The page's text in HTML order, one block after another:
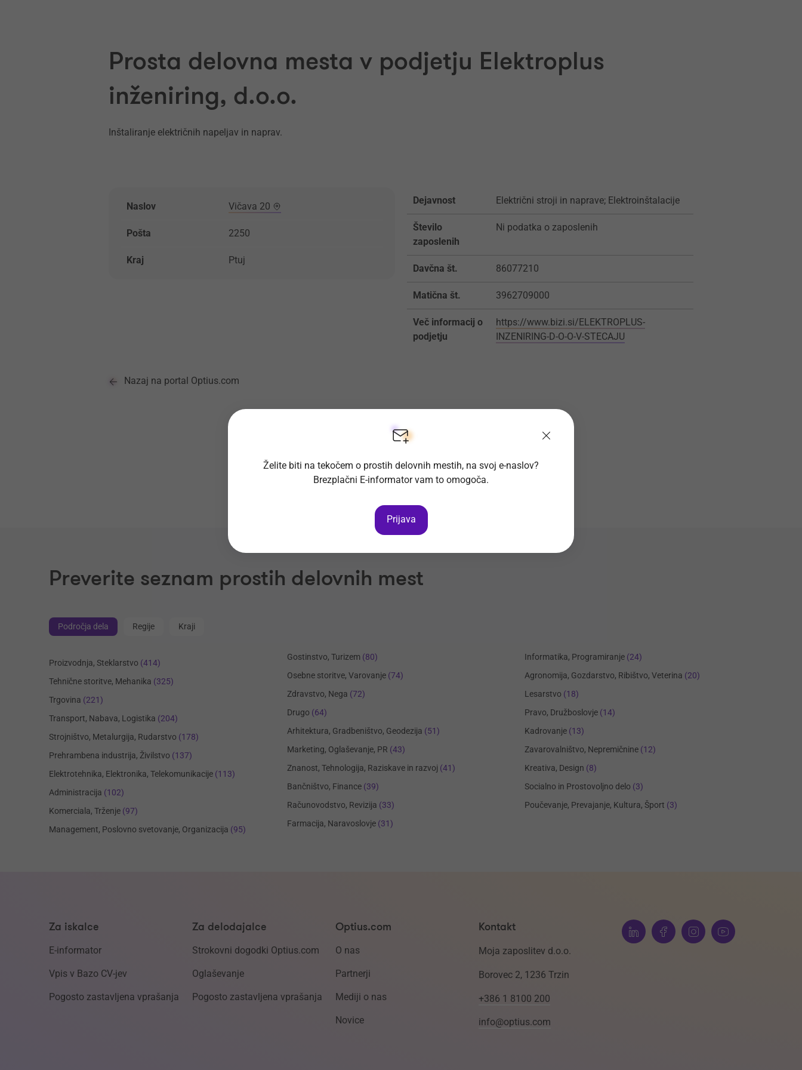
Prosta delovna mesta v podjetju Elektroplus
inženiring, d.o.o.
Inštaliranje električnih napeljav in naprav.
Naslov Vičava 20
Pošta 2250
Kraj Ptuj
Dejavnost Električni stroji in naprave; Elektroinštalacije
Število
zaposlenih
Ni podatka o zaposlenih
Davčna št. 86077210
Matična št. 3962709000
Več informacij o
podjetju
https://www.bizi.si/ELEKTROPLUS-
INZENIRING-D-O-O-V-STECAJU
Nazaj na portal Optius.com
Preverite seznam prostih delovnih mest
Področja dela Regije Kraji
Proizvodnja, Steklarstvo (414)
Tehnične storitve, Mehanika (325)
Trgovina (221)
Transport, Nabava, Logistika (204)
Strojništvo, Metalurgija, Rudarstvo (178)
Prehrambena industrija, Živilstvo (137)
Elektrotehnika, Elektronika, Telekomunikacije (113)
Administracija (102)
Komerciala, Trženje (97)
Management, Poslovno svetovanje, Organizacija (95)
Gostinstvo, Turizem (80)
Osebne storitve, Varovanje (74)
Zdravstvo, Nega (72)
Drugo (64)
Arhitektura, Gradbeništvo, Geodezija (51)
Marketing, Oglaševanje, PR (43)
Znanost, Tehnologija, Raziskave in razvoj (41)
Bančništvo, Finance (39)
Računovodstvo, Revizija (33)
Farmacija, Naravoslovje (31)
Informatika, Programiranje (24)
Agronomija, Gozdarstvo, Ribištvo, Veterina (20)
Lesarstvo (18)
Pravo, Družboslovje (14)
Kadrovanje (13)
Zavarovalništvo, Nepremičnine (12)
Kreativa, Design (8)
Socialno in Prostovoljno delo (3)
Poučevanje, Prevajanje, Kultura, Šport (3)
Za iskalce
E-informator
Vpis v Bazo CV-jev
Pogosto zastavljena vprašanja
Za delodajalce
Strokovni dogodki Optius.com
Oglaševanje
Pogosto zastavljena vprašanja
Optius.com
O nas
Partnerji
Mediji o nas
Novice
Kontakt
Moja zaposlitev d.o.o.
Borovec 2, 1236 Trzin
+386 1 8100 200
info@optius.com
Želite biti na tekočem o prostih delovnih mestih, na svoj e-naslov?
Brezplačni E-informator vam to omogoča.
Prijava